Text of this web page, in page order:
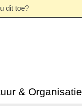
dit toe?
& Organisatie